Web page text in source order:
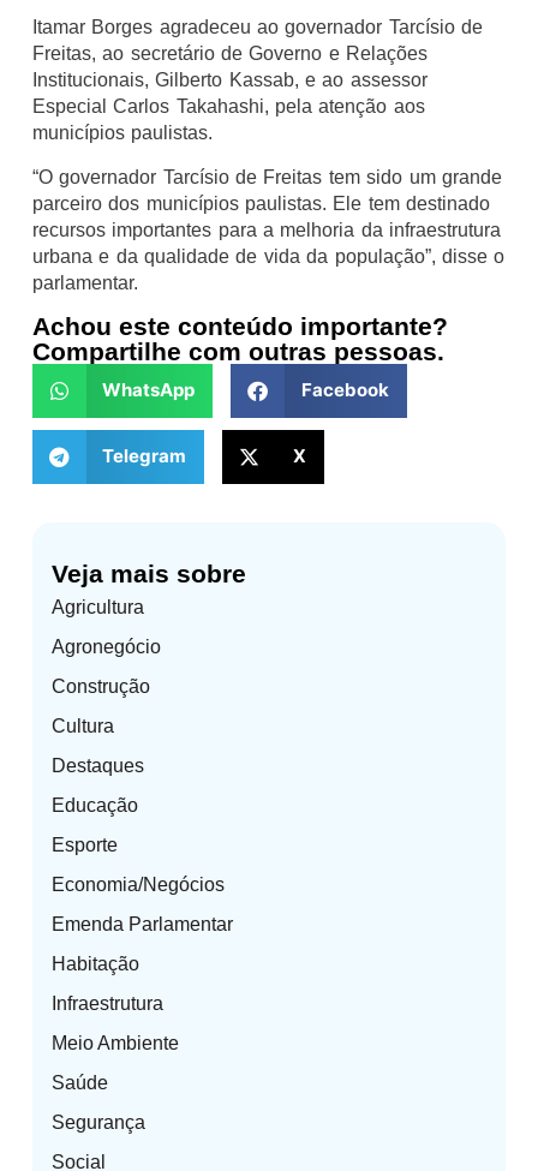
Veja mais sobre
Agricultura
Agronegócio
Construção
Cultura
Destaques
Educação
Esporte
Economia/Negócios
Emenda Parlamentar
Habitação
Infraestrutura
Meio Ambiente
Saúde
Segurança
Social
Itamar Borges agradeceu ao governador Tarcísio de
Freitas, ao secretário de Governo e Relações
Institucionais, Gilberto Kassab, e ao assessor
Especial Carlos Takahashi, pela atenção aos
municípios paulistas.
“O governador Tarcísio de Freitas tem sido um grande
parceiro dos municípios paulistas. Ele tem destinado
recursos importantes para a melhoria da infraestrutura
urbana e da qualidade de vida da população”, disse o
parlamentar.
Achou este conteúdo importante?
Compartilhe com outras pessoas.
WhatsApp Facebook
Telegram X